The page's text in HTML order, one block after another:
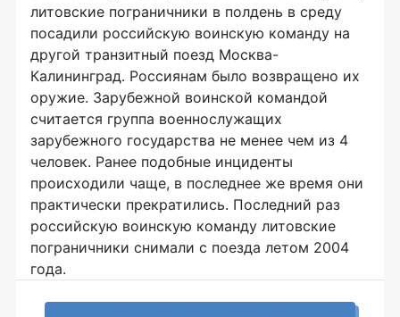
литовские пограничники в полдень в среду
посадили российскую воинскую команду на
другой транзитный поезд Москва-
Калининград. Россиянам было возвращено их
оружие. Зарубежной воинской командой
считается группа военнослужащих
зарубежного государства не менее чем из 4
человек. Ранее подобные инциденты
происходили чаще, в последнее же время они
практически прекратились. Последний раз
российскую воинскую команду литовские
пограничники снимали с поезда летом 2004
года.